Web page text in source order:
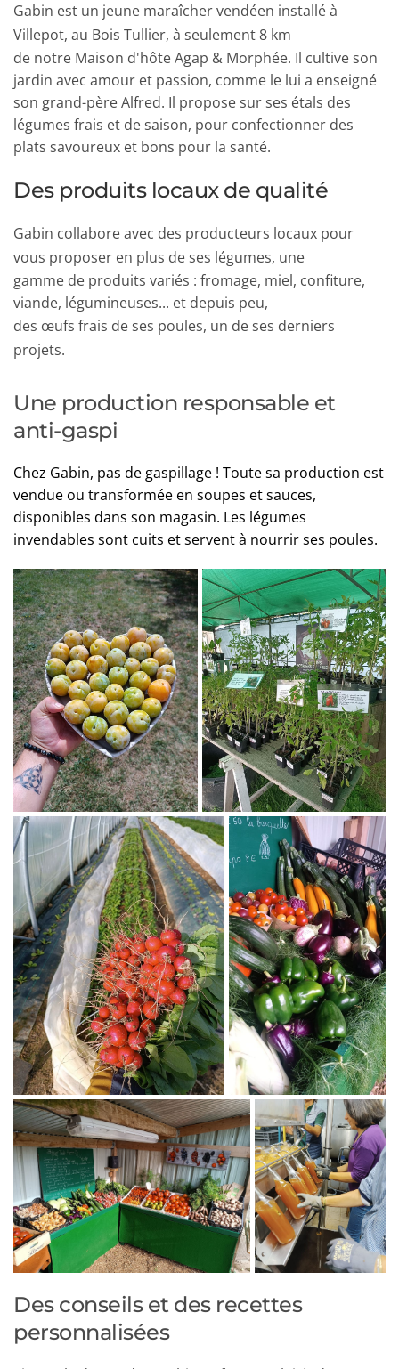
Gabin est un jeune maraîcher vendéen installé à
Villepot, au Bois Tullier, à seulement 8 km
de notre Maison d'hôte Agap & Morphée. Il cultive son
jardin avec amour et passion, comme le lui a enseigné
son grand-père Alfred. Il propose sur ses étals des
légumes frais et de saison, pour confectionner des
plats savoureux et bons pour la santé.
Des produits locaux de qualité
Gabin collabore avec des producteurs locaux pour
vous proposer en plus de ses légumes, une
gamme de produits variés : fromage, miel, confiture,
viande, légumineuses... et depuis peu,
des œufs frais de ses poules, un de ses derniers
projets.
Une production responsable et
anti-gaspi
Chez Gabin, pas de gaspillage ! Toute sa production est
vendue ou transformée en soupes et sauces,
disponibles dans son magasin. Les légumes
invendables sont cuits et servent à nourrir ses poules.
Des conseils et des recettes
personnalisées